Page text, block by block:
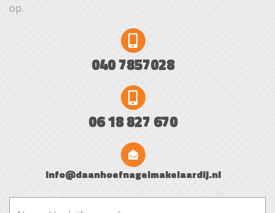
op.
040 7857028
06 18 827 670
info@daanhoefnagelmakelaardij.nl